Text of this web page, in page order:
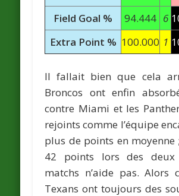
Field Goal %
94.444 6
Extra Point % 100.000 1
Il fallait bien que cela
Broncos ont enfin
contre Miami et les
rejoints comme l’équipe
plus de points en moyenne
42 points lors des deux
matchs n’aide pas. Alors
Texans ont toujours des